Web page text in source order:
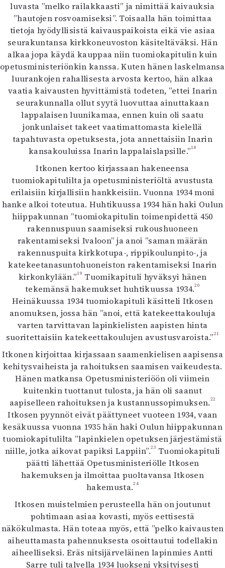
luvasta ”melko railakkaasti” ja nimittää kaivauksia
”hautojen rosvoamiseksi”. Toisaalla hän toimittaa
tietoja hyödyllisistä kaivauspaikoista eikä vie asiaa
seurakuntansa kirkkoneuvoston käsiteltäväksi. Hän
alkaa jopa käydä kauppaa niin tuomiokapitulin kuin
opetusministeriönkin kanssa. Kuten hänen laskelmansa
luurankojen rahallisesta arvosta kertoo, hän alkaa
vaatia kaivausten hyvittämistä todeten, ”ettei Inarin
seurakunnalla ollut syytä luovuttaa ainuttakaan
lappalaisen luunikamaa, ennen kuin oli saatu
jonkunlaiset takeet vaatimattomasta kielellä
tapahtuvasta opetuksesta, jota annettaisiin Inarin
kansakouluissa Inarin lappalaislapsille.”18
Itkonen kertoo kirjassaan hakeneensa
tuomiokapitulilta ja opetusministeriöltä avustusta
erilaisiin kirjallisiin hankkeisiin. Vuonna 1934 moni
hanke alkoi toteutua. Huhtikuussa 1934 hän haki Oulun
hiippakunnan ”tuomiokapitulin toimenpidettä 450
rakennuspuun saamiseksi rukoushuoneen
rakentamiseksi Ivaloon” ja anoi ”saman määrän
rakennuspuita kirkkotupa-, rippikoulunpito-, ja
katekeetanasuntohuoneiston rakentamiseksi Inarin
kirkonkylään.”19 Tuomikapituli hyväksyi hänen
tekemänsä hakemukset huhtikuussa 1934.20
Heinäkuussa 1934 tuomiokapituli käsitteli Itkosen
anomuksen, jossa hän ”anoi, että katekeettakouluja
varten tarvittavan lapinkielisten aapisten hinta
suoritettaisiin katekeettakoulujen avustusvaroista.”21
Itkonen kirjoittaa kirjassaan saamenkielisen aapisensa
kehitysvaiheista ja rahoituksen saamisen vaikeudesta.
Hänen matkansa Opetusministeriöön oli viimein
kuitenkin tuottanut tulosta, ja hän oli saanut
aapiselleen rahoituksen ja kustannussopimuksen.22
Itkosen pyynnöt eivät päättyneet vuoteen 1934, vaan
kesäkuussa vuonna 1935 hän haki Oulun hiippakunnan
tuomiokapitulilta ”lapinkielen opetuksen järjestämistä
niille, jotka aikovat papiksi Lappiin”.23 Tuomiokapituli
päätti lähettää Opetusministeriölle Itkosen
hakemuksen ja ilmoittaa puoltavansa Itkosen
hakemusta.24
Itkosen muistelmien perusteella hän on joutunut
pohtimaan asiaa kovasti, myös eettisestä
näkökulmasta. Hän toteaa myös, että ”pelko kaivausten
aiheuttamasta pahennuksesta osoittautui todellakin
aiheelliseksi. Eräs nitsijärveläinen lapinmies Antti
Sarre tuli talvella 1934 luokseni yksityisesti